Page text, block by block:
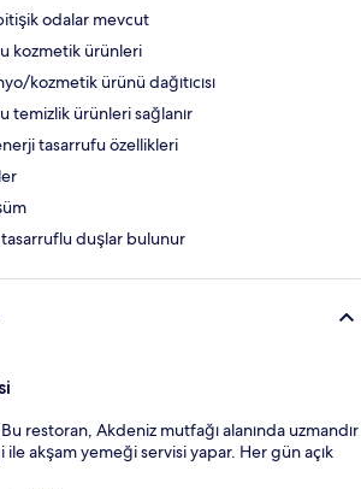
odalar mevcut
kozmetik ürünleri
kozmetik ürünü dağıtıcısı
temizlik ürünleri sağlanır
tasarrufu özellikleri
tasarruflu duşlar bulunur
restoran, Akdeniz mutfağı alanında uzmandır
akşam yemeği servisi yapar. Her gün açık